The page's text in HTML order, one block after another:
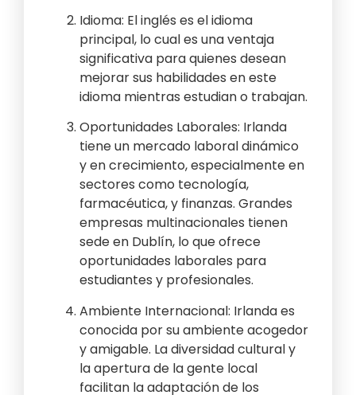
Idioma: El inglés es el idioma
principal, lo cual es una ventaja
significativa para quienes desean
mejorar sus habilidades en este
idioma mientras estudian o trabajan.
Oportunidades Laborales: Irlanda
tiene un mercado laboral dinámico
y en crecimiento, especialmente en
sectores como tecnología,
farmacéutica, y finanzas. Grandes
empresas multinacionales tienen
sede en Dublín, lo que ofrece
oportunidades laborales para
estudiantes y profesionales.
Ambiente Internacional: Irlanda es
conocida por su ambiente acogedor
y amigable. La diversidad cultural y
la apertura de la gente local
facilitan la adaptación de los